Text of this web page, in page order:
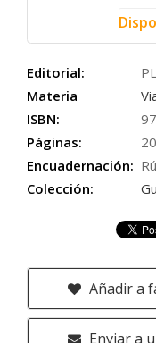
Editorial:
Materia
ISBN:
Páginas:
Encuadernación:
Colección:
Añadir a
Enviar a